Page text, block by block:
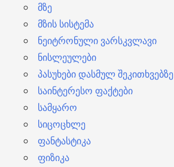
მზე
მზის სისტემა
ნეიტრონული ვარსკვლავი
ნისლეულები
პასუხები დასმულ შეკითხვებზე
საინტერესო ფაქტები
სამყარო
სიცოცხლე
ფანტასტიკა
ფიზიკა